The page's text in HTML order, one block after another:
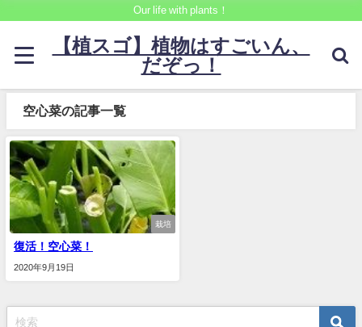
Our life with plants！
【植スゴ】植物はすごいん、
だぞっ！
空心菜の記事一覧
栽培
復活！空心菜！
2020年9月19日